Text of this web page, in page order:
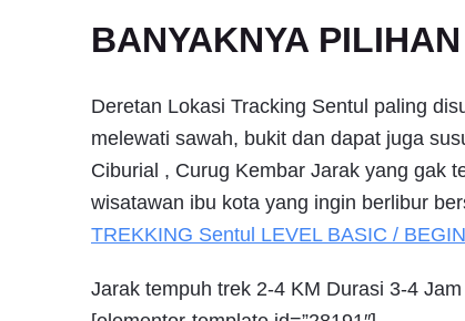
BANYAKNYA
Deretan Lokasi Tracking Sentul paling
melewati sawah, bukit dan dapat juga
Ciburial , Curug Kembar Jarak yang gak
wisatawan ibu kota yang ingin berlibur
TREKKING Sentul LEVEL BASIC /
Jarak tempuh trek 2-4 KM Durasi 3-4 Jam